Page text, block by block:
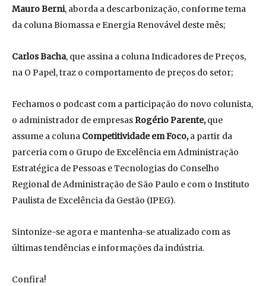
Mauro Berni, aborda a descarbonização, conforme tema
da coluna Biomassa e Energia Renovável deste mês;
Carlos Bacha, que assina a coluna Indicadores de Preços,
na O Papel, traz o comportamento de preços do setor;
Fechamos o podcast com a participação do novo colunista,
o administrador de empresasRogério Parente,que
assume a coluna Competitividade em Foco,a partir da
parceria com o Grupo de Excelência em Administração
Estratégica de Pessoas e Tecnologias do Conselho
Regional de Administração de São Paulo e com o Instituto
Paulista de Excelência da Gestão (IPEG).
Sintonize-se agora e mantenha-se atualizado com as
últimas tendências e informações da indústria.
Confira!